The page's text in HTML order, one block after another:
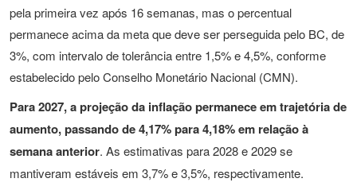
pela primeira vez após 16 semanas, mas o percentual
permanece acima da meta que deve ser perseguida pelo BC, de
3%, com intervalo de tolerância entre 1,5% e 4,5%, conforme
estabelecido pelo Conselho Monetário Nacional (CMN).
Para 2027, a projeção da inflação permanece em trajetória de
aumento, passando de 4,17% para 4,18% em relação à
semana anterior. As estimativas para 2028 e 2029 se
mantiveram estáveis em 3,7% e 3,5%, respectivamente.